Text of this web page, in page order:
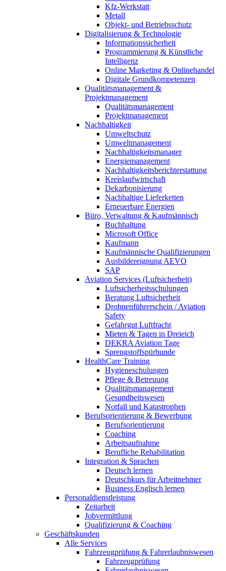
Kfz-Werkstatt
Metall
Objekt- und Betriebsschutz
Digitalisierung & Technologie
Informationssicherheit
Programmierung & Künstliche
Intelligenz
Online Marketing & Onlinehandel
Digitale Grundkompetenzen
Qualitätsmanagement &
Projektmanagement
Qualitätsmanagement
Projektmanagement
Nachhaltigkeit
Umweltschutz
Umweltmanagement
Nachhaltigkeitsmanager
Energiemanagement
Nachhaltigkeitsberichterstattung
Kreislaufwirtschaft
Dekarbonisierung
Nachhaltige Lieferketten
Erneuerbare Energien
Büro, Verwaltung & Kaufmännisch
Buchhaltung
Microsoft Office
Kaufmann
Kaufmännische Qualifizierungen
Ausbildereignung AEVO
SAP
Aviation Services (Luftsicherheit)
Luftsicherheitsschulungen
Beratung Luftsicherheit
Drohnenführerschein / Aviation
Safety
Gefahrgut Luftfracht
Mieten & Tagen in Dreieich
DEKRA Aviation Tage
Sprengstoffspürhunde
HealthCare Training
Hygieneschulungen
Pflege & Betreuung
Qualitätsmanagement
Gesundheitswesen
Notfall und Katastrophen
Berufsorientierung & Bewerbung
Berufsorientierung
Coaching
Arbeitsaufnahme
Berufliche Rehabilitation
Integration & Sprachen
Deutsch lernen
Deutschkurs für Arbeitnehmer
Business Englisch lernen
Personaldienstleistung
Zeitarbeit
Jobvermittlung
Qualifizierung & Coaching
Geschäftskunden
Alle Services
Fahrzeugprüfung & Fahrerlaubniswesen
Fahrzeugprüfung